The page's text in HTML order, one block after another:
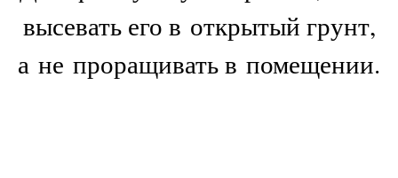
высевать его в открытый грунт,
а не проращивать в помещении.